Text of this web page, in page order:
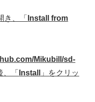
き、「
Install from
Mikubill/sd-
、「 Install
」をクリッ